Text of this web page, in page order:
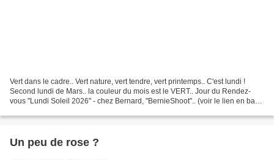
Vert dans le cadre.. Vert nature, vert tendre, vert printemps.. C'est lundi !
Second lundi de Mars.. la couleur du mois est le VERT.. Jour du Rendez-
vous "Lundi Soleil 2026" - chez Bernard, "BernieShoot".. (voir le lien en bas
Un peu de rose ?